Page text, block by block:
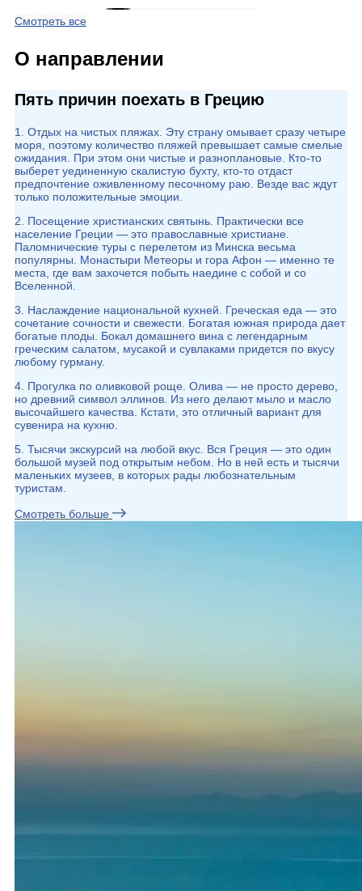
Смотреть все
О направлении
Пять причин поехать в Грецию
1. Отдых на чистых пляжах. Эту страну омывает сразу четыре
моря, поэтому количество пляжей превышает самые смелые
ожидания. При этом они чистые и разноплановые. Кто-то
выберет уединенную скалистую бухту, кто-то отдаст
предпочтение оживленному песочному раю. Везде вас ждут
только положительные эмоции.
2. Посещение христианских святынь. Практически все
население Греции — это православные христиане.
Паломнические туры с перелетом из Минска весьма
популярны. Монастыри Метеоры и гора Афон — именно те
места, где вам захочется побыть наедине с собой и со
Вселенной.
3. Наслаждение национальной кухней. Греческая еда — это
сочетание сочности и свежести. Богатая южная природа дает
богатые плоды. Бокал домашнего вина с легендарным
греческим салатом, мусакой и сувлаками придется по вкусу
любому гурману.
4. Прогулка по оливковой роще. Олива — не просто дерево,
но древний символ эллинов. Из него делают мыло и масло
высочайшего качества. Кстати, это отличный вариант для
сувенира на кухню.
5. Тысячи экскурсий на любой вкус. Вся Греция — это один
большой музей под открытым небом. Но в ней есть и тысячи
маленьких музеев, в которых рады любознательным
туристам.
Смотреть больше